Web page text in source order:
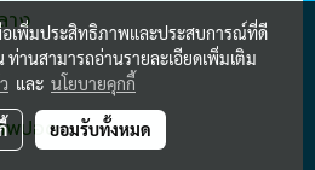
าง
พปอด
อเพิ่มประสิทธิภาพและประสบการณ์ที่ดี
ท่านสามารถอ่านรายละเอียดเพิ่มเติม
และ นโยบายคุกกี้
ยอมรับทั้งหมด